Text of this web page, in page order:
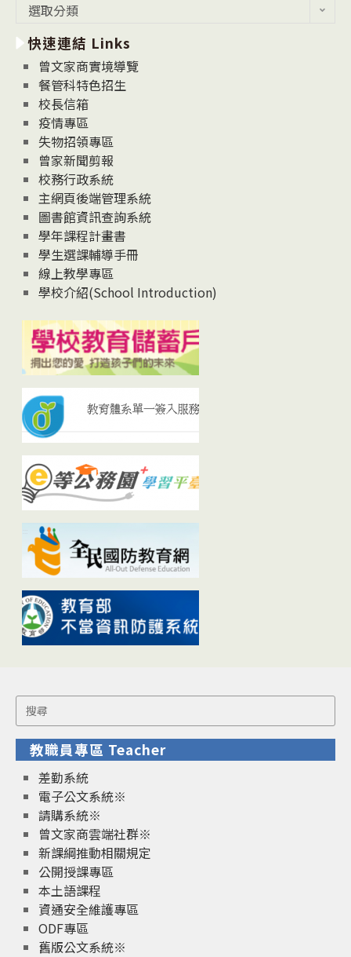
消
息
News
選取分類
快速連結 Links
曾文家商實境導覽
餐管科特色招生
校長信箱
疫情專區
失物招領專區
曾家新聞剪報
校務行政系統
主網頁後端管理系統
圖書館資訊查詢系統
學年課程計畫書
學生選課輔導手冊
線上教學專區
學校介紹(School Introduction)
Search
for:
教職員專區 Teacher
差勤系統
電子公文系統※
請購系統※
曾文家商雲端社群※
新課綱推動相關規定
公開授課專區
本土語課程
資通安全維護專區
ODF專區
舊版公文系統※